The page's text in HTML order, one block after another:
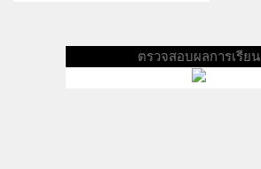
ตรวจสอบผลการเรียน